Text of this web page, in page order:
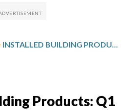
INSTALLED BUILDING PRODUCTS: Q1 EARNINGS SNAPSHOT
Products: Q1